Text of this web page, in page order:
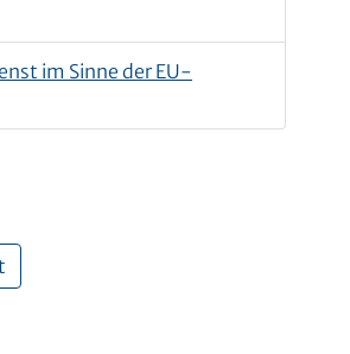
im Sinne der EU-